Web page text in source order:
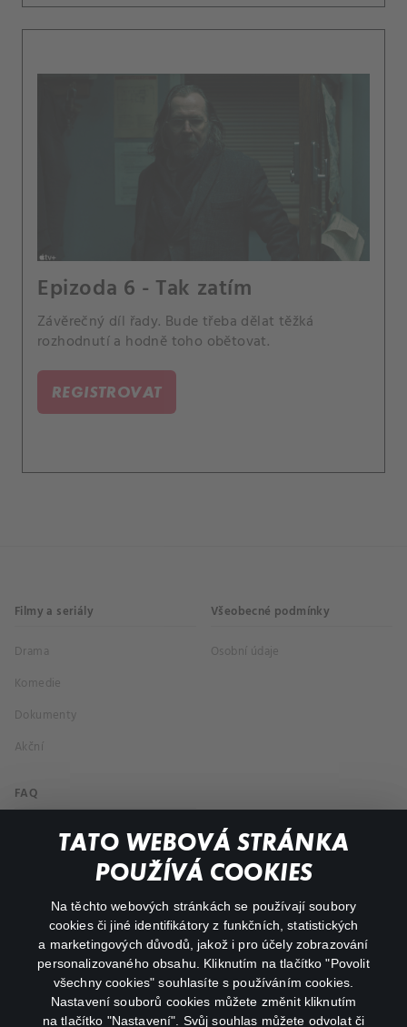
TATO WEBOVÁ STRÁNKA
POUŽÍVÁ COOKIES
Na těchto webových stránkách se používají soubory
cookies či jiné identifikátory z funkčních, statistických
a marketingových důvodů, jakož i pro účely zobrazování
personalizovaného obsahu. Kliknutím na tlačítko "Povolit
všechny cookies" souhlasíte s používáním cookies.
Nastavení souborů cookies můžete změnit kliknutím
na tlačítko "Nastavení". Svůj souhlas můžete odvolat či
Epizoda 6 - Tak zatím
Závěrečný díl řady. Bude třeba dělat těžká
rozhodnutí a hodně toho obětovat.
REGISTROVAT
Filmy a seriály
Drama
Komedie
Dokumenty
Akční
Všeobecné podmínky
Osobní údaje
FAQ
Můj účet
Důležité odkazy
facebookinstagram
youtube